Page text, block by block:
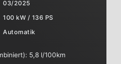
03/2025
100 kW / 136 PS
Automatik
5,8 l/100km